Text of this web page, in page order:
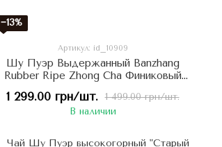
−13%
Артикул: id_10909
Шу Пуэр Выдержанный Banzhang
Rubber Ripe Zhong Cha Финиковый
1 499.00 грн/шт.
1 299.00 грн/шт.
В наличии